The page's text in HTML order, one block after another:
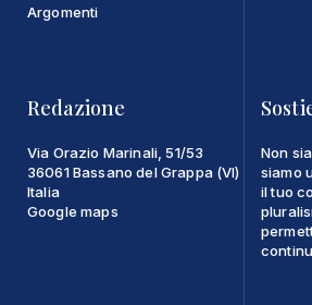
Argomenti
Redazione
Via Orazio Marinali, 51/53
36061 Bassano del Grappa (VI)
Italia
Google maps
Non
siamo
il tuo